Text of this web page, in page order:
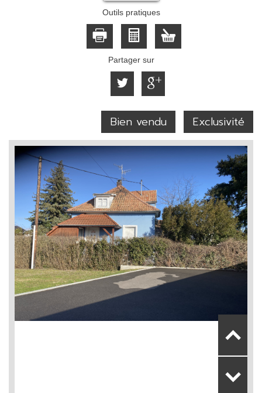
Outils pratiques
Partager sur
Bien vendu Exclusivité